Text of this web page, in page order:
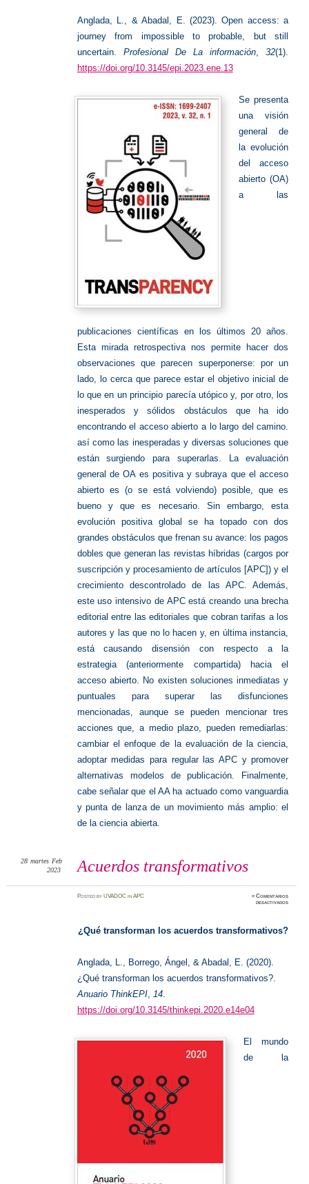
Anglada, L., & Abadal, E. (2023). Open access: a
journey from impossible to probable, but still
uncertain. Profesional De La información ,32(1).
https://doi.org/10.3145/epi.2023.ene.13
Se presenta
una visión
general de
la evolución
del acceso
abierto (OA)
a las
publicaciones científicas en los últimos 20 años.
Esta mirada retrospectiva nos permite hacer dos
observaciones que parecen superponerse: por un
lado, lo cerca que parece estar el objetivo inicial de
lo que en un principio parecía utópico y, por otro, los
inesperados y sólidos obstáculos que ha ido
encontrando el acceso abierto a lo largo del camino.
así como las inesperadas y diversas soluciones que
están surgiendo para superarlas. La evaluación
general de OA es positiva y subraya que el acceso
abierto es (o se está volviendo) posible, que es
bueno y que es necesario. Sin embargo, esta
evolución positiva global se ha topado con dos
grandes obstáculos que frenan su avance: los pagos
dobles que generan las revistas híbridas (cargos por
suscripción y procesamiento de artículos [APC]) y el
crecimiento descontrolado de las APC. Además,
este uso intensivo de APC está creando una brecha
editorial entre las editoriales que cobran tarifas a los
autores y las que no lo hacen y, en última instancia,
está causando disensión con respecto a la
estrategia (anteriormente compartida) hacia el
acceso abierto. No existen soluciones inmediatas y
puntuales para superar las disfunciones
mencionadas, aunque se pueden mencionar tres
acciones que, a medio plazo, pueden remediarlas:
cambiar el enfoque de la evaluación de la ciencia,
adoptar medidas para regular las APC y promover
alternativas modelos de publicación. Finalmente,
cabe señalar que el AA ha actuado como vanguardia
y punta de lanza de un movimiento más amplio: el
de la ciencia abierta.
Acuerdos transformativos
28 martes Feb
2023
PostedbyUVADOC inAPC ≈Comentarios
desactivadosen
¿Qué transforman los acuerdos transformativos?
Anglada, L., Borrego, Ángel, & Abadal, E. (2020).
¿Qué transforman los acuerdos transformativos?.
Anuario ThinkEPI, 14.
https://doi.org/10.3145/thinkepi.2020.e14e04
El mundo
de la